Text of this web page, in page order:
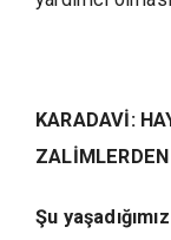
KARADAVİ:
Şu